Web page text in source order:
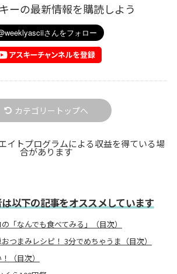
ーの最新情報を購読しよう
カテゴリートップへ
イトプログラムによる収益を得ている場
合があります
以下の記事をオススメしています
「なんでも食べてみる」（目次）
つまみレシピ！ 3分でめちゃうま（目次）
（目次）